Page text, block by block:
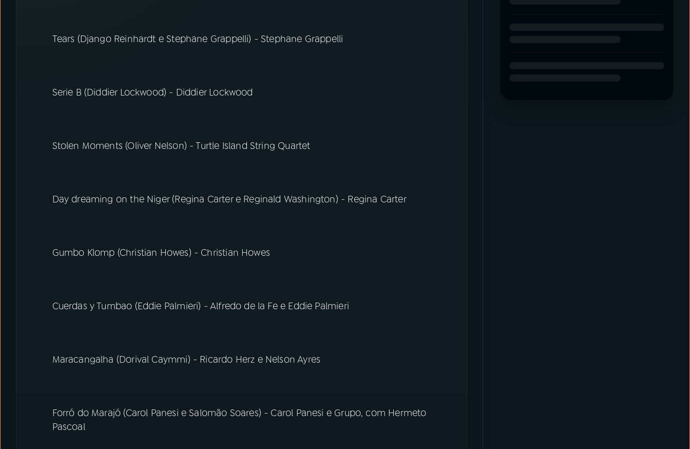
Tears (Django Reinhardt e Stephane Grappelli) - Stephane Grappelli
Serie B (Diddier Lockwood) - Diddier Lockwood
Stolen Moments (Oliver Nelson) - Turtle Island String Quartet
Day dreaming on the Niger (Regina Carter e Reginald Washington) - Regina Carter
Gumbo Klomp (Christian Howes) - Christian Howes
Cuerdas y Tumbao (Eddie Palmieri) - Alfredo de la Fe e Eddie Palmieri
Maracangalha (Dorival Caymmi) - Ricardo Herz e Nelson Ayres
Forró do Marajó (Carol Panesi e Salomão Soares) - Carol Panesi e Grupo, com Hermeto
Pascoal